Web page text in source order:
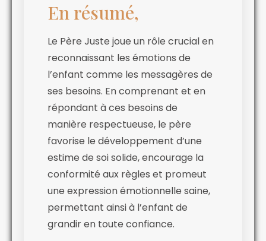
En résumé,
Le Père Juste joue un rôle crucial en
reconnaissant les émotions de
l’enfant comme les messagères de
ses besoins. En comprenant et en
répondant à ces besoins de
manière respectueuse, le père
favorise le développement d’une
estime de soi solide, encourage la
conformité aux règles et promeut
une expression émotionnelle saine,
permettant ainsi à l’enfant de
grandir en toute confiance.